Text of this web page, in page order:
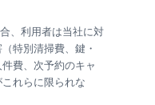
、利用者は当社に対
特別清掃費、鍵・
費、次予約のキャ
れらに限られな